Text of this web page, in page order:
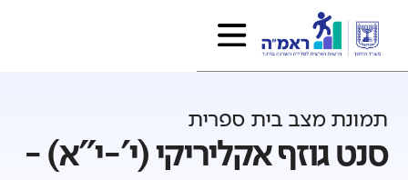
תמונת מצב בית ספרית
סנט גוזף אקליריקי (י'-י"א) -